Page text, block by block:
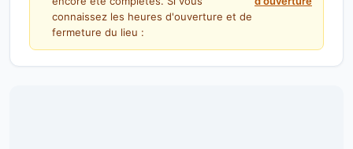
connaissez les heures d'ouverture et de
fermeture du lieu :